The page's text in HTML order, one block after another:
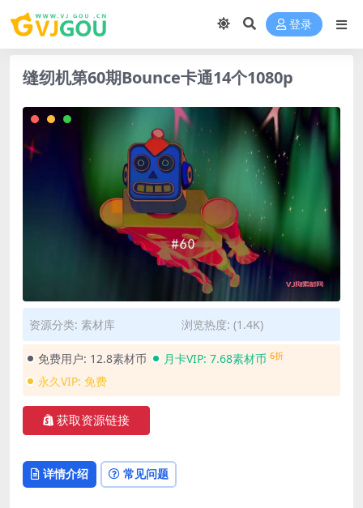
登录
缝纫机第60期Bounce卡通14个1080p
资源分类: 素材库 浏览热度: (1.4K)
免费用户: 12.8素材币 月卡VIP: 7.68素材币 6折
永久VIP: 免费
获取资源链接
详情介绍 常见问题